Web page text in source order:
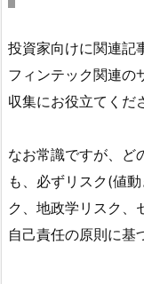
投資家向けに関連記
フィンテック関連の
収集にお役立てくだ
なお常識ですが、ど
も、必ずリスク(値
ク、地政学リスク、
自己責任の原則に基